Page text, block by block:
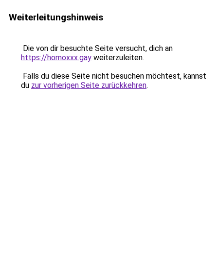
Weiterleitungshinweis
Die von dir besuchte Seite versucht, dich an
https://homoxxx.gay weiterzuleiten.
Falls du diese Seite nicht besuchen möchtest, kannst
du zur vorherigen Seite zurückkehren.